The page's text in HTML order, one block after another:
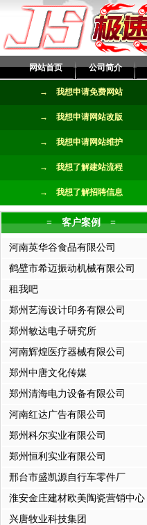
网站首页 公司简介
→ 我想申请免费网站
→ 我想申请网站改版
→ 我想申请网站维护
→ 我想了解建站流程
→ 我想了解招聘信息
= 客户案例 =
河南英华谷食品有限公司
鹤壁市希迈振动机械有限公司
租我吧
郑州艺海设计印务有限公司
郑州敏达电子研究所
河南辉煌医疗器械有限公司
郑州中唐文化传媒
郑州清海电力设备有限公司
河南红达广告有限公司
郑州科尔实业有限公司
郑州恒利实业有限公司
邢台市盛凯源自行车零件厂
淮安金庄建材欧美陶瓷营销中心
兴唐牧业科技集团